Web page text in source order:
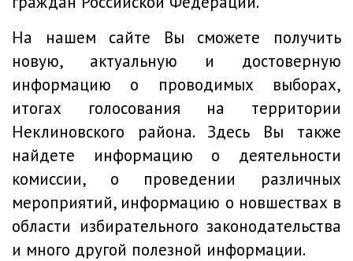
На нашем сайте Вы сможете получить
новую, актуальную и достоверную
информацию о проводимых выборах,
итогах голосования на территории
Неклиновского района. Здесь Вы также
найдете информацию о деятельности
комиссии, о проведении различных
мероприятий, информацию о новшествах в
области избирательного законодательства
и много другой полезной информации.